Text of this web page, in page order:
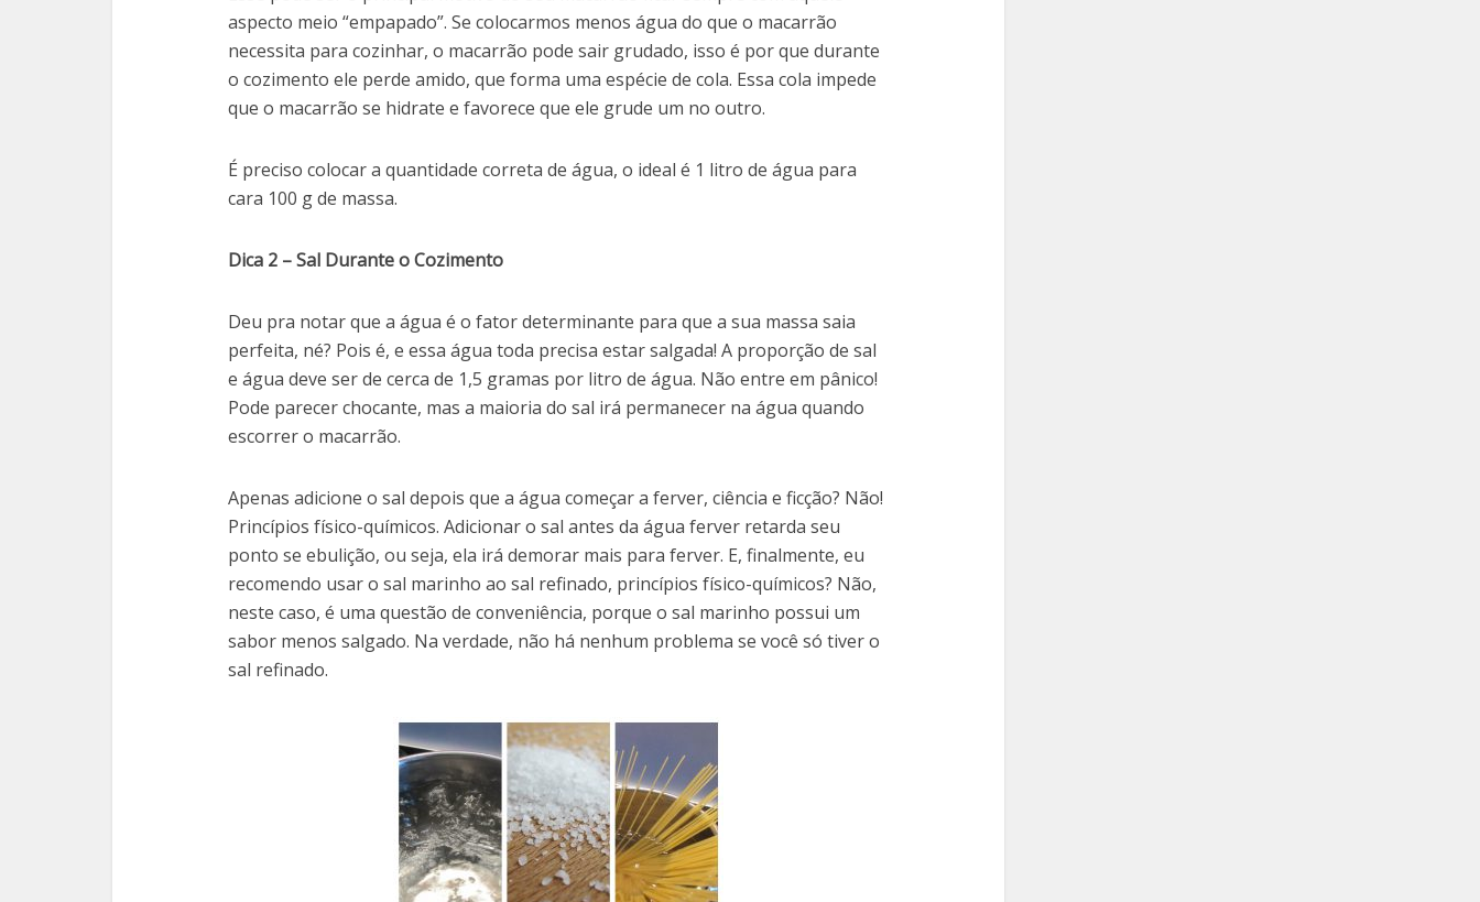
aspecto meio “empapado”. Se colocarmos menos água do que o macarrão
necessita para cozinhar, o macarrão pode sair grudado, isso é por que durante
o cozimento ele perde amido, que forma uma espécie de cola. Essa cola impede
que o macarrão se hidrate e favorece que ele grude um no outro.
É preciso colocar a quantidade correta de água, o ideal é 1 litro de água para
cara 100 g de massa.
Dica 2 – Sal Durante o Cozimento
Deu pra notar que a água é o fator determinante para que a sua massa saia
perfeita, né? Pois é, e essa água toda precisa estar salgada! A proporção de sal
e água deve ser de cerca de 1,5 gramas por litro de água. Não entre em pânico!
Pode parecer chocante, mas a maioria do sal irá permanecer na água quando
escorrer o macarrão.
Apenas adicione o sal depois que a água começar a ferver, ciência e ficção? Não!
Princípios físico-químicos. Adicionar o sal antes da água ferver retarda seu
ponto se ebulição, ou seja, ela irá demorar mais para ferver. E, finalmente, eu
recomendo usar o sal marinho ao sal refinado, princípios físico-químicos? Não,
neste caso, é uma questão de conveniência, porque o sal marinho possui um
sabor menos salgado. Na verdade, não há nenhum problema se você só tiver o
sal refinado.